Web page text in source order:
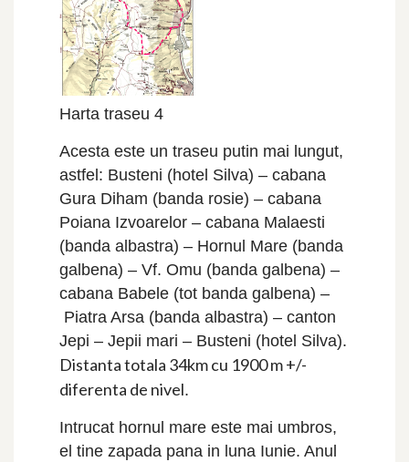
Harta traseu 4
Acesta este un traseu putin mai lungut,
astfel: Busteni (hotel Silva) – cabana
Gura Diham (banda rosie) – cabana
Poiana Izvoarelor – cabana Malaesti
(banda albastra) – Hornul Mare (banda
galbena) – Vf. Omu (banda galbena) –
cabana Babele (tot banda galbena) –
Piatra Arsa (banda albastra) – canton
Jepi – Jepii mari – Busteni (hotel Silva).
Distanta totala 34km cu 1900 m +/-
diferenta de nivel.
Intrucat hornul mare este mai umbros,
el tine zapada pana in luna Iunie. Anul